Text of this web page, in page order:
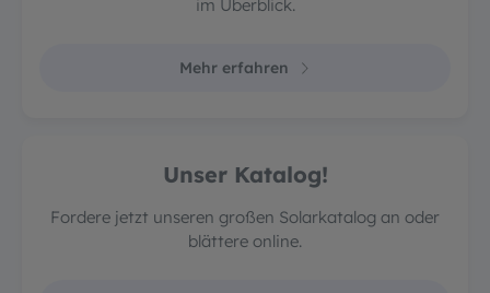
im Überblick.
Mehr erfahren
Unser Katalog!
Fordere jetzt unseren großen Solarkatalog an oder
blättere online.